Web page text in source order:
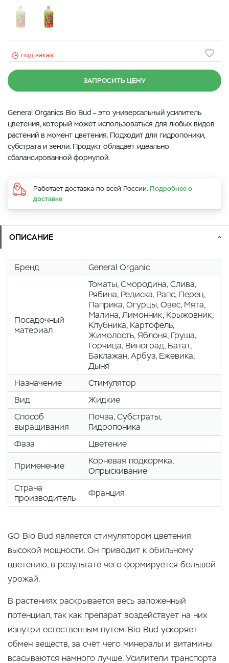
под заказ
ЗАПРОСИТЬ ЦЕНУ
General Organics Bio Bud – это универсальный усилитель
цветения, который может использоваться для любых видов
растений в момент цветения. Подходит для гидропоники,
субстрата и земли. Продукт обладает идеально
сбалансированной формулой.
Работает доставка по всей России. Подробнее о
доставке
ОПИСАНИЕ
Бренд General Organic
Посадочный
материал
Томаты, Смородина, Слива,
Рябина, Редиска, Рапс, Перец,
Паприка, Огурцы, Овес, Мята,
Малина, Лимонник, Крыжовник,
Клубника, Картофель,
Жимолость, Яблоня, Груша,
Горчица, Виноград, Батат,
Баклажан, Арбуз, Eжевика,
Дыня
Назначение
Стимулятор
Вид
Жидкие
Способ
выращивания
Почва, Cубстраты,
Гидропоника
Фаза
Цветение
Применение
Корневая подкормка,
Опрыскивание
Страна
производитель
Франция
GO Bio Bud является стимулятором цветения
высокой мощности. Он приводит к обильному
цветению, в результате чего формируется большой
урожай.
В растениях раскрывается весь заложенный
потенциал, так как препарат воздействует на них
изнутри естественным путем. Bio Bud ускоряет
обмен веществ, за счёт чего минералы и витамины
всасываются намного лучше. Усилители транспорта